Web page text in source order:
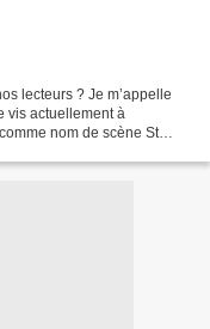
lecteurs ? Je m’appelle
vis actuellement à
nom de scène St